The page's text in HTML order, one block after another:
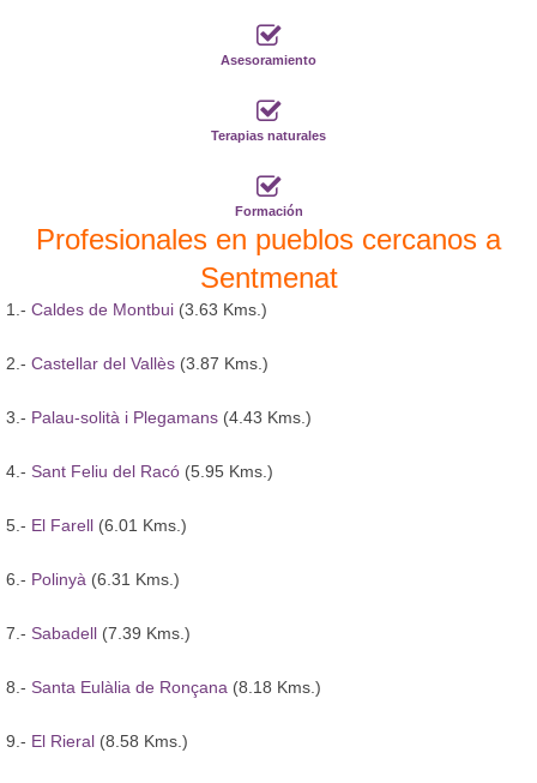
Asesoramiento
Terapias naturales
Formación
Profesionales en pueblos cercanos a
Sentmenat
1.- Caldes de Montbui (3.63 Kms.)
2.- Castellar del Vallès (3.87 Kms.)
3.- Palau-solità i Plegamans (4.43 Kms.)
4.- Sant Feliu del Racó (5.95 Kms.)
5.- El Farell (6.01 Kms.)
6.- Polinyà (6.31 Kms.)
7.- Sabadell (7.39 Kms.)
8.- Santa Eulàlia de Ronçana (8.18 Kms.)
9.- El Rieral (8.58 Kms.)